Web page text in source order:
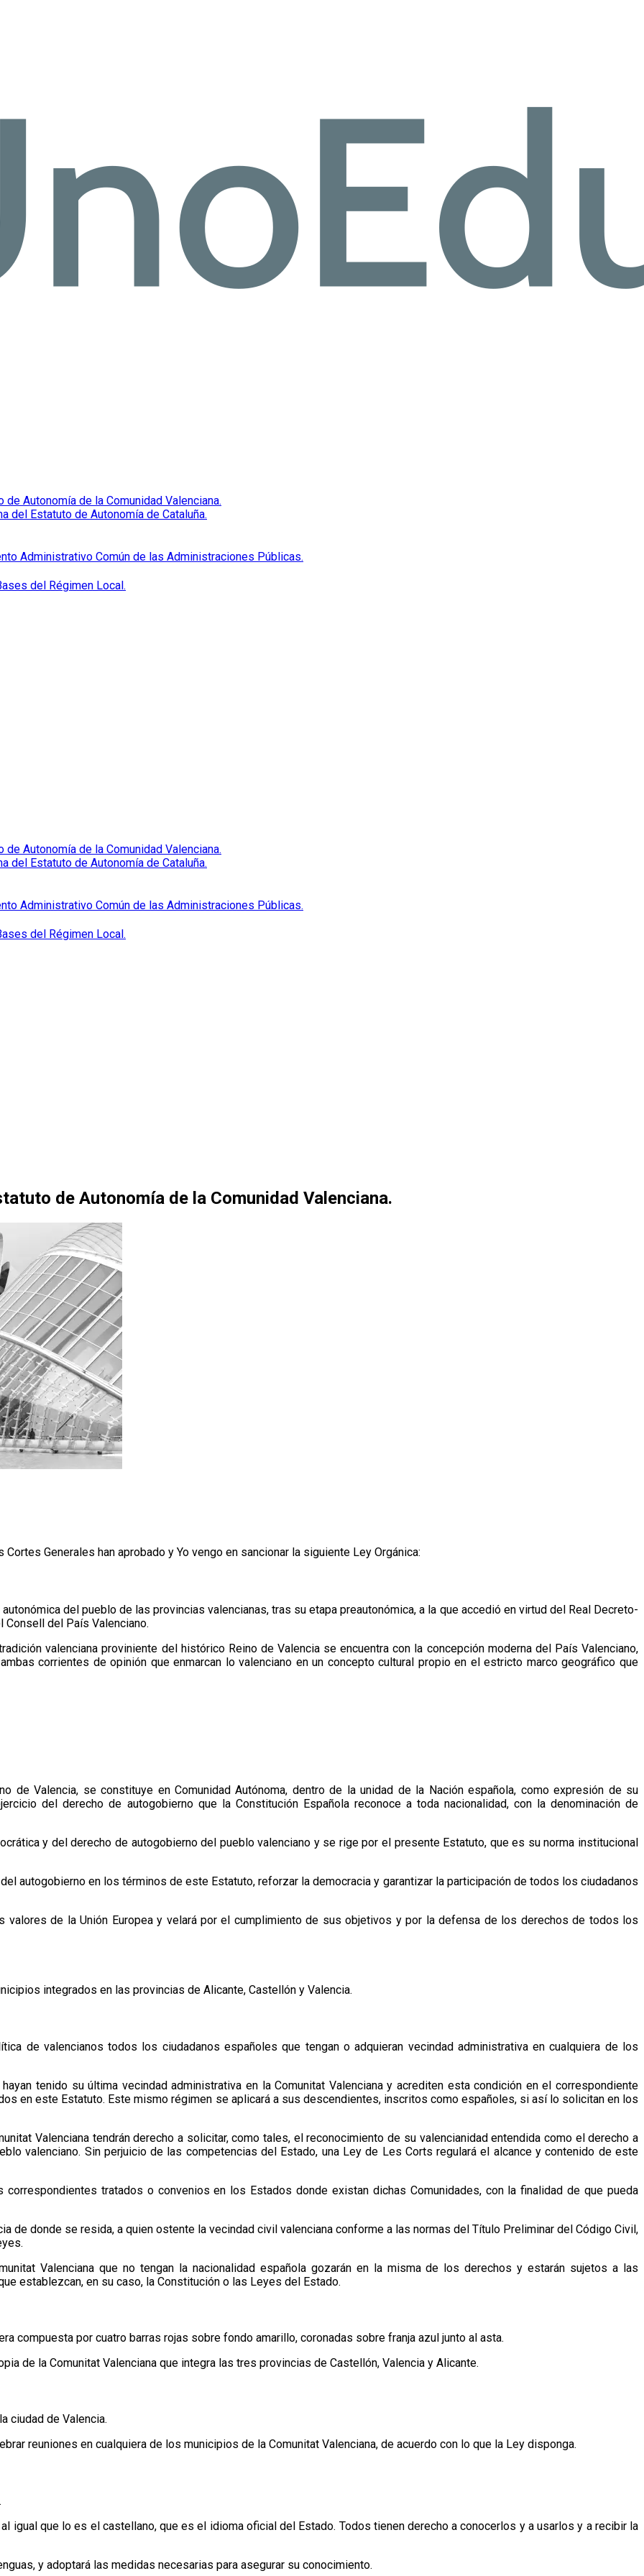
Autonomía de la Comunidad Valenciana.
del Estatuto de Autonomía de Cataluña.
Administrativo Común de las Administraciones Públicas.
del Régimen Local.
Autonomía de la Comunidad Valenciana.
del Estatuto de Autonomía de Cataluña.
Administrativo Común de las Administraciones Públicas.
del Régimen Local.
de Autonomía de la Comunidad Valenciana.
Generales han aprobado y Yo vengo en sancionar la siguiente Ley Orgánica:
del pueblo de las provincias valencianas, tras su etapa preautonómica, a la que accedió en virtud del Real Decreto-
del País Valenciano.
valenciana proviniente del histórico Reino de Valencia se encuentra con la concepción moderna del País Valenciano,
corrientes de opinión que enmarcan lo valenciano en un concepto cultural propio en el estricto marco geográfico que
de Valencia, se constituye en Comunidad Autónoma, dentro de la unidad de la Nación española, como expresión de su
del derecho de autogobierno que la Constitución Española reconoce a toda nacionalidad, con la denominación de
y del derecho de autogobierno del pueblo valenciano y se rige por el presente Estatuto, que es su norma institucional
autogobierno en los términos de este Estatuto, reforzar la democracia y garantizar la participación de todos los ciudadanos
valores de la Unión Europea y velará por el cumplimiento de sus objetivos y por la defensa de los derechos de todos los
integrados en las provincias de Alicante, Castellón y Valencia.
de valencianos todos los ciudadanos españoles que tengan o adquieran vecindad administrativa en cualquiera de los
tenido su última vecindad administrativa en la Comunitat Valenciana y acrediten esta condición en el correspondiente
en este Estatuto. Este mismo régimen se aplicará a sus descendientes, inscritos como españoles, si así lo solicitan en los
Valenciana tendrán derecho a solicitar, como tales, el reconocimiento de su valencianidad entendida como el derecho a
valenciano. Sin perjuicio de las competencias del Estado, una Ley de Les Corts regulará el alcance y contenido de este
tratados o convenios en los Estados donde existan dichas Comunidades, con la finalidad de que pueda
de donde se resida, a quien ostente la vecindad civil valenciana conforme a las normas del Título Preliminar del Código Civil,
Valenciana que no tengan la nacionalidad española gozarán en la misma de los derechos y estarán sujetos a las
establezcan, en su caso, la Constitución o las Leyes del Estado.
compuesta por cuatro barras rojas sobre fondo amarillo, coronadas sobre franja azul junto al asta.
de la Comunitat Valenciana que integra las tres provincias de Castellón, Valencia y Alicante.
ciudad de Valencia.
reuniones en cualquiera de los municipios de la Comunitat Valenciana, de acuerdo con lo que la Ley disponga.
igual que lo es el castellano, que es el idioma oficial del Estado. Todos tienen derecho a conocerlos y a usarlos y a recibir la
y adoptará las medidas necesarias para asegurar su conocimiento.